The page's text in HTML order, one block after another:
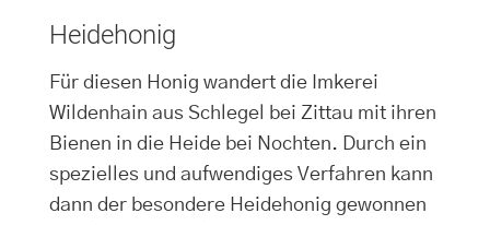
Heidehonig
Für diesen Honig wandert die Imkerei
Wildenhain aus Schlegel bei Zittau mit ihren
Bienen in die Heide bei Nochten. Durch ein
spezielles und aufwendiges Verfahren kann
dann der besondere Heidehonig gewonnen